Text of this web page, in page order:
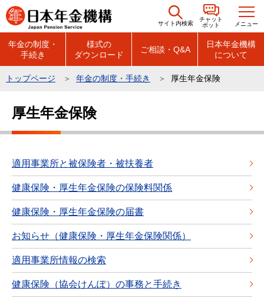
こ
の
で
サイト内検索
チャット
ボット
メニュー
年金の制度・
手続き
様式の
ダウンロード
ご相談・Q&A
日本年金機構
について
トップページ 年金の制度・手続き 厚生年金保険
こ
厚生年金保険
適用事業所と被保険者・被扶養者
健康保険・厚生年金保険の保険料関係
健康保険・厚生年金保険の届書
お知らせ（健康保険・厚生年金保険関係）
適用事業所情報の検索
健康保険（協会けんぽ）の事務と手続き